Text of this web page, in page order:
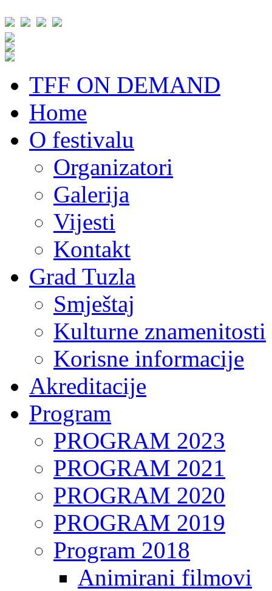
TFF ON DEMAND
Home
O festivalu
Organizatori
Galerija
Vijesti
Kontakt
Grad Tuzla
Smještaj
Kulturne znamenitosti
Korisne informacije
Akreditacije
Program
PROGRAM 2023
PROGRAM 2021
PROGRAM 2020
PROGRAM 2019
Program 2018
Animirani filmovi